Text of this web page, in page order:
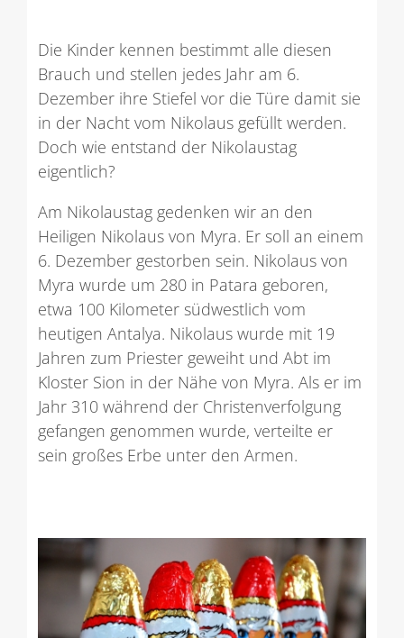
Die Kinder kennen bestimmt alle diesen
Brauch und stellen jedes Jahr am 6.
Dezember ihre Stiefel vor die Türe damit sie
in der Nacht vom Nikolaus gefüllt werden.
Doch wie entstand der Nikolaustag
eigentlich?
Am Nikolaustag gedenken wir an den
Heiligen Nikolaus von Myra. Er soll an einem
6. Dezember gestorben sein. Nikolaus von
Myra wurde um 280 in Patara geboren,
etwa 100 Kilometer südwestlich vom
heutigen Antalya. Nikolaus wurde mit 19
Jahren zum Priester geweiht und Abt im
Kloster Sion in der Nähe von Myra. Als er im
Jahr 310 während der Christenverfolgung
gefangen genommen wurde, verteilte er
sein großes Erbe unter den Armen.